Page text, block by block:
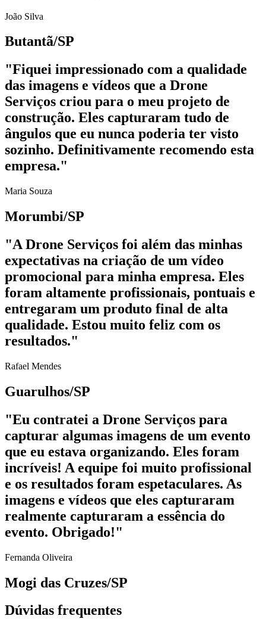
João Silva
Butantã/SP
"Fiquei impressionado com a qualidade
das imagens e vídeos que a Drone
Serviços criou para o meu projeto de
construção. Eles capturaram tudo de
ângulos que eu nunca poderia ter visto
sozinho. Definitivamente recomendo esta
empresa."
Maria Souza
Morumbi/SP
"A Drone Serviços foi além das minhas
expectativas na criação de um vídeo
promocional para minha empresa. Eles
foram altamente profissionais, pontuais e
entregaram um produto final de alta
qualidade. Estou muito feliz com os
resultados."
Rafael Mendes
Guarulhos/SP
"Eu contratei a Drone Serviços para
capturar algumas imagens de um evento
que eu estava organizando. Eles foram
incríveis! A equipe foi muito profissional
e os resultados foram espetaculares. As
imagens e vídeos que eles capturaram
realmente capturaram a essência do
evento. Obrigado!"
Fernanda Oliveira
Mogi das Cruzes/SP
Dúvidas frequentes